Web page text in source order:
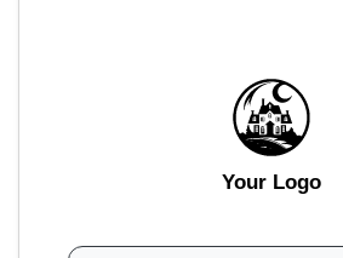
Your Logo